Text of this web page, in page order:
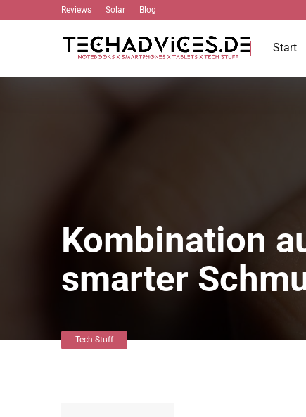
Reviews Solar Blog
Start
Kombination
smarter
Tech Stuff